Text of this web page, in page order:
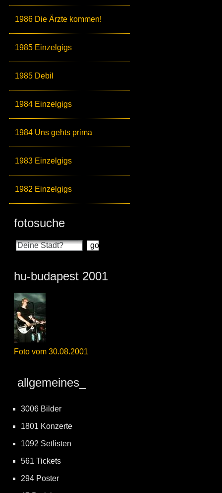
1986 Die Ärzte kommen!
1985 Einzelgigs
1985 Debil
1984 Einzelgigs
1984 Uns gehts prima
1983 Einzelgigs
1982 Einzelgigs
fotosuche
hu-budapest 2001
Foto vom 30.08.2001
allgemeines_
3006 Bilder
1801 Konzerte
1092 Setlisten
561 Tickets
294 Poster